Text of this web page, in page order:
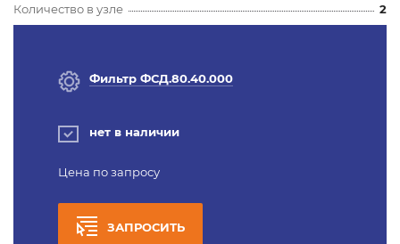
Количество в узле
2
Фильтр ФСД.80.40.000
нет в наличии
Цена по запросу
ЗАПРОСИТЬ